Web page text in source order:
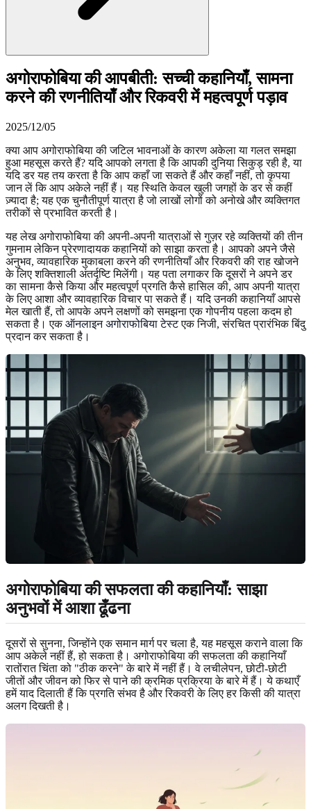
अगोराफोबिया की आपबीती: सच्ची कहानियाँ, सामना
करने की रणनीतियाँ और रिकवरी में महत्वपूर्ण पड़ाव
2025/12/05
क्या आप अगोराफोबिया की जटिल भावनाओं के कारण अकेला या गलत समझा
हुआ महसूस करते हैं? यदि आपको लगता है कि आपकी दुनिया सिकुड़ रही है, या
यदि डर यह तय करता है कि आप कहाँ जा सकते हैं और कहाँ नहीं, तो कृपया
जान लें कि आप अकेले नहीं हैं। यह स्थिति केवल खुली जगहों के डर से कहीं
ज़्यादा है; यह एक चुनौतीपूर्ण यात्रा है जो लाखों लोगों को अनोखे और व्यक्तिगत
तरीकों से प्रभावित करती है।
यह लेख अगोराफोबिया की अपनी-अपनी यात्राओं से गुज़र रहे व्यक्तियों की तीन
गुमनाम लेकिन प्रेरणादायक कहानियों को साझा करता है। आपको अपने जैसे
अनुभव, व्यावहारिक मुकाबला करने की रणनीतियाँ और रिकवरी की राह खोजने
के लिए शक्तिशाली अंतर्दृष्टि मिलेंगी। यह पता लगाकर कि दूसरों ने अपने डर
का सामना कैसे किया और महत्वपूर्ण प्रगति कैसे हासिल की, आप अपनी यात्रा
के लिए आशा और व्यावहारिक विचार पा सकते हैं। यदि उनकी कहानियाँ आपसे
मेल खाती हैं, तो आपके अपने लक्षणों को समझना एक गोपनीय पहला कदम हो
सकता है। एकऑनलाइन अगोराफोबिया टेस्टएक निजी, संरचित प्रारंभिक बिंदु
प्रदान कर सकता है।
अगोराफोबिया की सफलता की कहानियाँ: साझा
अनुभवों में आशा ढूँढना
दूसरों से सुनना, जिन्होंने एक समान मार्ग पर चला है, यह महसूस कराने वाला कि
आप अकेले नहीं हैं, हो सकता है। अगोराफोबिया की सफलता की कहानियाँ
रातोंरात चिंता को "ठीक करने" के बारे में नहीं हैं। वे लचीलेपन, छोटी-छोटी
जीतों और जीवन को फिर से पाने की क्रमिक प्रक्रिया के बारे में हैं। ये कथाएँ
हमें याद दिलाती हैं कि प्रगति संभव है और रिकवरी के लिए हर किसी की यात्रा
अलग दिखती है।